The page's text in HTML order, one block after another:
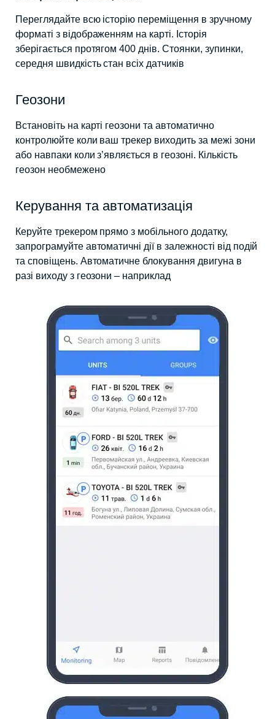
Переглядайте всю історію переміщення в зручному
форматі з відображенням на карті. Історія
зберігається протягом 400 днів. Стоянки, зупинки,
середня швидкість стан всіх датчиків
Геозони
Встановіть на карті геозони та автоматично
контролюйте коли ваш трекер виходить за межі зони
або навпаки коли з’являється в геозоні. Кількість
геозон необмежено
Керування та автоматизація
Керуйте трекером прямо з мобільного додатку,
запрограмуйте автоматичні дії в залежності від подій
та сповіщень. Автоматичне блокування двигуна в
разі виходу з геозони – наприклад